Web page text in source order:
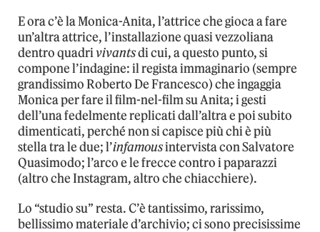
E ora c’è la Monica-Anita, l’attrice che gioca a fare
un’altra attrice, l’installazione quasi vezzoliana
dentro quadrivivantsdi cui, a questo punto, si
compone l’indagine: il regista immaginario (sempre
grandissimo Roberto De Francesco) che ingaggia
Monica per fare il film-nel-film su Anita; i gesti
dell’una fedelmente replicati dall’altra e poi subito
dimenticati, perché non si capisce più chi è più
stella tra le due; l’infamousintervista con Salvatore
Quasimodo; l’arco e le frecce contro i paparazzi
(altro che Instagram, altro che chiacchiere).
Lo “studio su” resta. C’è tantissimo, rarissimo,
bellissimo materiale d’archivio; ci sono precisissime